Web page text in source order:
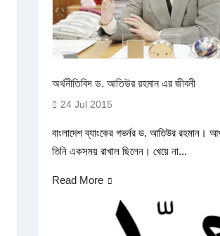
অর্থনীতিবিদ ড. আতিউর রহমান এর জীবনী
24 Jul 2015
বাংলাদেশ ব্যাংকের গভর্নর ড. আতিউর রহমান।
তিনি একসময় রাখাল ছিলেন। খেয়ে না...
Read More